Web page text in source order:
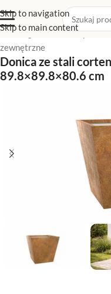
Skip to navigation
Skip to main content
Strona główna/Sklep z
zewnętrzne
Donica ze stali
89.8×89.8×80.6 cm